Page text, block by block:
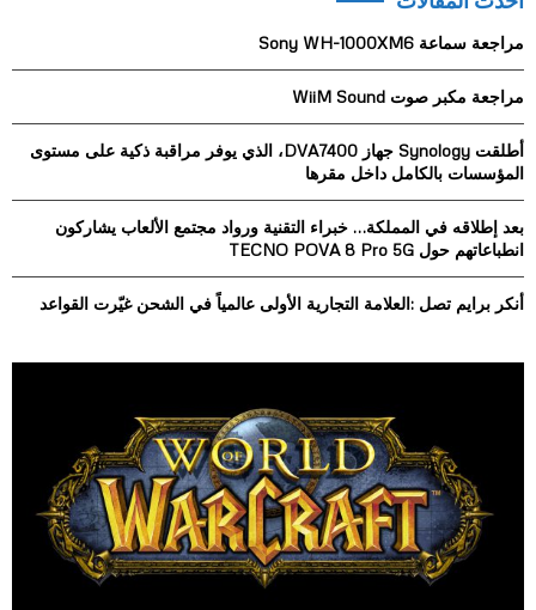
c
f
r
:
C
H
مراجعة سماعة Sony WH-1000XM6
مراجعة مكبر صوت WiiM Sound
أطلقت Synology جهاز DVA7400، الذي يوفر مراقبة ذكية على مستوى
المؤسسات بالكامل داخل مقرها
بعد إطلاقه في المملكة… خبراء التقنية ورواد مجتمع الألعاب يشاركون
انطباعاتهم حول TECNO POVA 8 Pro 5G
أنكر برايم تصل :العلامة التجارية الأولى عالمياً في الشحن غيّرت القواعد